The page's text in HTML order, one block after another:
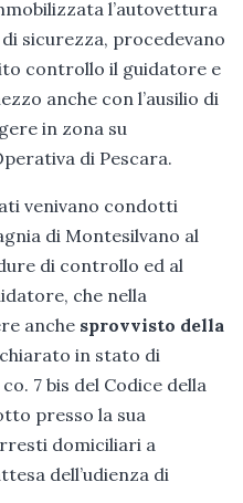
l’autovettura
sicurezza, procedevano
controllo il guidatore e
anche con l’ausilio di
in zona su
di Pescara.
venivano condotti
di Montesilvano al
di controllo ed al
che nella
anche sprovvisto della
in stato di
7 bis del Codice della
presso la sua
domiciliari a
dell’udienza di